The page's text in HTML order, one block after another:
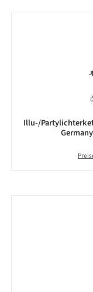
Illu-/